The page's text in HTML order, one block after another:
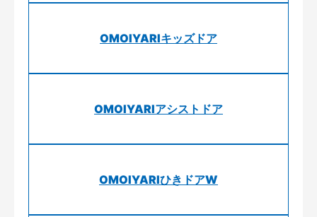
OMOIYARIキッズドア
OMOIYARIアシストドア
OMOIYARIひきドアW